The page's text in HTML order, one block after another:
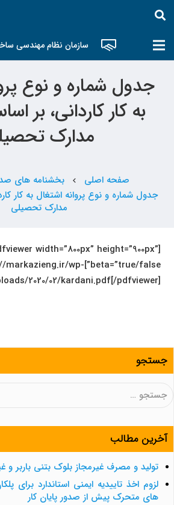
سازمان نظام مهندسی
جدول شماره و نوع
به کار کاردانی، بر
مدارک
صفحه اصلی chevron_left بخشنامه های
جدول شماره و نوع پروانه اشتغال به کار
مدارک تحصیلی
width=”800px” height=”900px”
false”]http://markazieng.ir/wp-
2020/02/kardani.pdf[/pdfviewer]
جستجو
جستجو
آخرین مطالب
تولید و مصرف غیرمجاز بلوک بتنی باربر و
لزوم اخذ تاییدیه ایمنی استاندارد برای
های متحرک پیش از صدور پایان کار